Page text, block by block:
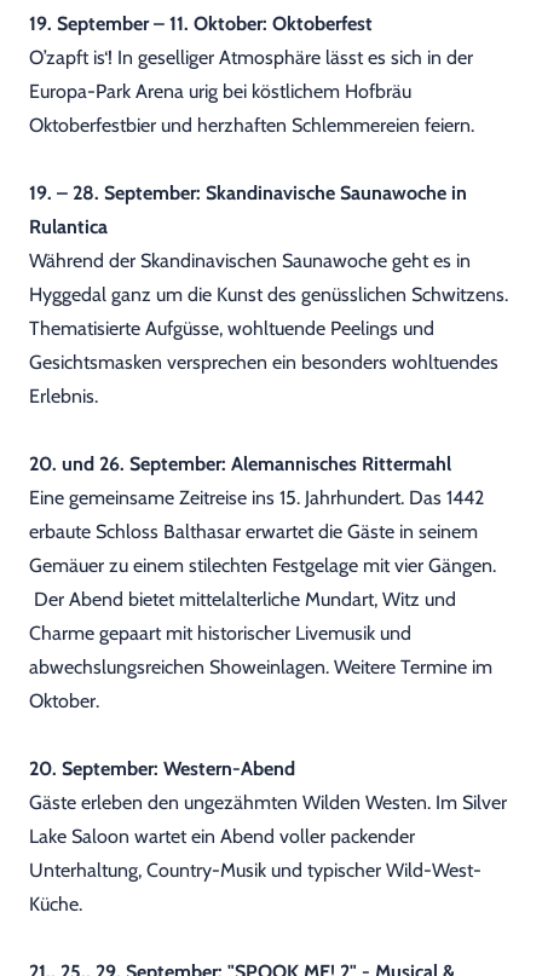
19. September – 11. Oktober: Oktoberfest
O’zapft is‘! In geselliger Atmosphäre lässt es sich in der
Europa-Park Arena urig bei köstlichem Hofbräu
Oktoberfestbier und herzhaften Schlemmereien feiern.
19. – 28. September: Skandinavische Saunawoche in
Rulantica
Während der Skandinavischen Saunawoche geht es in
Hyggedal ganz um die Kunst des genüsslichen Schwitzens.
Thematisierte Aufgüsse, wohltuende Peelings und
Gesichtsmasken versprechen ein besonders wohltuendes
Erlebnis.
20. und 26. September: Alemannisches Rittermahl
Eine gemeinsame Zeitreise ins 15. Jahrhundert. Das 1442
erbaute Schloss Balthasar erwartet die Gäste in seinem
Gemäuer zu einem stilechten Festgelage mit vier Gängen.
Der Abend bietet mittelalterliche Mundart, Witz und
Charme gepaart mit historischer Livemusik und
abwechslungsreichen Showeinlagen. Weitere Termine im
Oktober.
20. September: Western-Abend
Gäste erleben den ungezähmten Wilden Westen. Im Silver
Lake Saloon wartet ein Abend voller packender
Unterhaltung, Country-Musik und typischer Wild-West-
Küche.